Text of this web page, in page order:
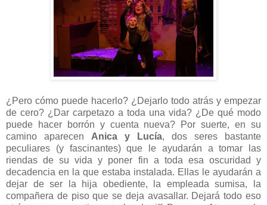
¿Pero cómo puede hacerlo? ¿Dejarlo todo atrás y empezar
de cero? ¿Dar carpetazo a toda una vida? ¿De qué modo
puede hacer borrón y cuenta nueva? Por suerte, en su
camino aparecen Anica y Lucía, dos seres bastante
peculiares (y fascinantes) que le ayudarán a tomar las
riendas de su vida y poner fin a toda esa oscuridad y
decadencia en la que estaba instalada. Ellas le ayudarán a
dejar de ser la hija obediente, la empleada sumisa, la
compañera de piso que se deja avasallar. Dejará todo eso